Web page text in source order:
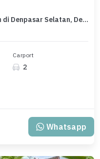
Rumah Nyaman untuk Disewakan di Denpasar Selatan, Denpasar, Harga 550 Juta /tahun
Carport
2
Whatsapp